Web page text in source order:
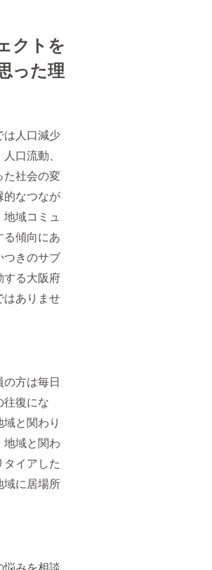
クトを
った理
は人口減少
口流動、
た社会の変
的なつなが
地域コミュ
る傾向にあ
つきのサブ
する大阪府
はありませ
方は毎日
往復にな
と関わり
地域と関わ
タイアした
域に居場所